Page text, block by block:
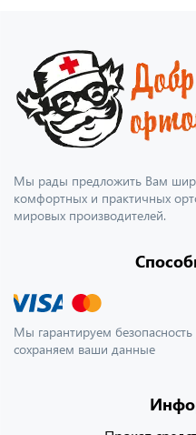
Мы рады предложить Вам
комфортных и практичных
мировых производителей.
Мы гарантируем
сохраняем ваши данные